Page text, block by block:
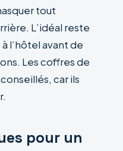
tout
L’idéal reste
l’hôtel avant de
Les coffres de
car ils
pour un